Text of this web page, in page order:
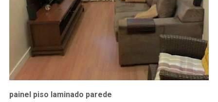
painel piso laminado parede